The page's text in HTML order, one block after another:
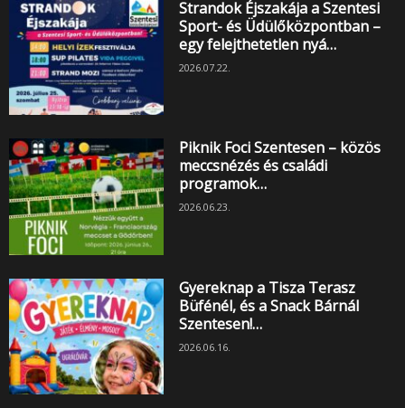
Strandok Éjszakája a Szentesi
Sport- és Üdülőközpontban –
egy felejthetetlen nyá…
2026.07.22.
Piknik Foci Szentesen – közös
meccsnézés és családi
programok…
2026.06.23.
Gyereknap a Tisza Terasz
Büfénél, és a Snack Bárnál
Szentesen!…
2026.06.16.